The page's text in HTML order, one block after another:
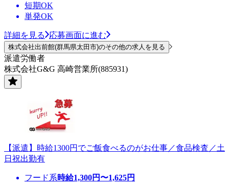
短期OK
単発OK
詳細を見る 応募画面に進む
株式会社出前館(群馬県太田市)のその他の求人を見る
派遣労働者
株式会社G&G 高崎営業所(885931)
【派遣】時給1300円でご飯食べるのがお仕事／食品検査／土
日祝出勤有
フード系時給1,300円〜1,625円